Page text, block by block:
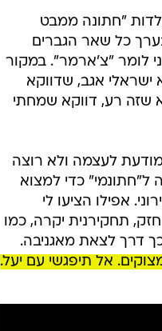
"חתונה ממבט
כמו בערך כל שאר הגברים
לומר "צ'ארמר". במקור
אגב, שדווקא
שזה רע, דווקא שמחתי
מודעת לעצמה ולא רוצה
ל"חתונמי" כדי למצוא
אפילו הציעו לי
תחקירנית יקרה, כמו
דרך לצאת מאגניבה.
אל תיפגשי עם יעל.